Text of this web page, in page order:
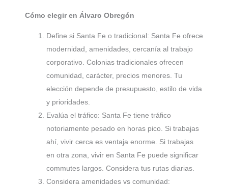
Cómo elegir en Álvaro Obregón
Define si Santa Fe o tradicional: Santa Fe ofrece
modernidad, amenidades, cercanía al trabajo
corporativo. Colonias tradicionales ofrecen
comunidad, carácter, precios menores. Tu
elección depende de presupuesto, estilo de vida
y prioridades.
Evalúa el tráfico: Santa Fe tiene tráfico
notoriamente pesado en horas pico. Si trabajas
ahí, vivir cerca es ventaja enorme. Si trabajas
en otra zona, vivir en Santa Fe puede significar
commutes largos. Considera tus rutas diarias.
Considera amenidades vs comunidad: